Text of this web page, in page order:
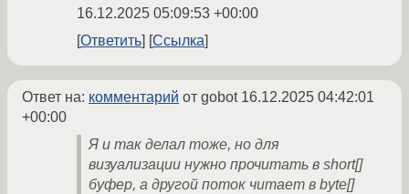
16.12.2025 05:09:53 +00:00
Ответить
Ссылка
Ответ на: комментарий от gobot 16.12.2025 04:42:01
+00:00
Я и так делал тоже, но для
визуализации нужно прочитать в short[]
буфер, а другой поток читает в byte[]